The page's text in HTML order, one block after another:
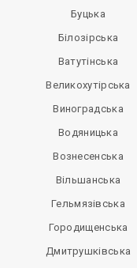
Буцька
Білозірська
Ватутінська
Великохутірська
Виноградська
Водяницька
Вознесенська
Вільшанська
Гельмязівська
Городищенська
Дмитрушківська